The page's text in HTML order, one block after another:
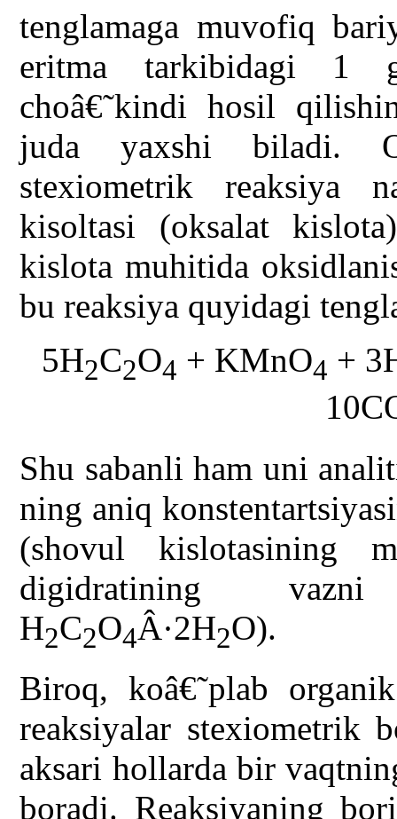
tenglamaga muvofiq
eritma tarkibidagi 1
choâ€˜kindi hosil
juda yaxshi biladi.
stexiometrik reaksiya
kisoltasi (oksalat
kislota muhitida
bu reaksiya quyidagi
5H2C2O4 + KMnO4 +
Shu sabanli ham uni
ning aniq
(shovul kislotasining
digidratining vazni
H2C2O4Â·2H2O).
Biroq, koâ€˜plab
reaksiyalar stexiometrik
aksari hollarda bir
boradi. Reaksiyaning